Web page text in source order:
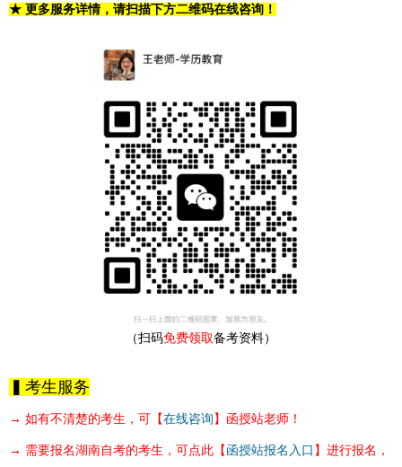
★ 更多服务详情，请扫描下方二维码在线咨询！
（扫码免费领取备考资料）
▍考生服务
→ 如有不清楚的考生，可【在线咨询 】 函授站老师！
→ 需要报名湖南自考的考生，可点此【函授站报名入口 】进行报名，